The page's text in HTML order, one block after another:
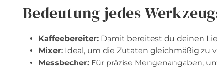
Bedeutung jedes
Kaffeebereiter: Damit bereitest du deinen
Mixer: Ideal, um die Zutaten gleichmäßig zu
Messbecher: Für präzise Mengenangaben,